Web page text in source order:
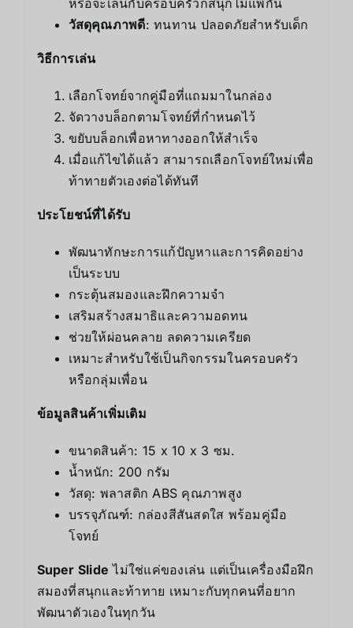
หรือจะเล่นกับครอบครัวก็สนุกไม่แพ้กัน
วัสดุคุณภาพดี: ทนทาน ปลอดภัยสำหรับเด็ก
วิธีการเล่น
เลือกโจทย์จากคู่มือที่แถมมาในกล่อง
จัดวางบล็อกตามโจทย์ที่กำหนดไว้
ขยับบล็อกเพื่อหาทางออกให้สำเร็จ
เมื่อแก้ไขได้แล้ว สามารถเลือกโจทย์ใหม่เพื่อ
ท้าทายตัวเองต่อได้ทันที
ประโยชน์ที่ได้รับ
พัฒนาทักษะการแก้ปัญหาและการคิดอย่าง
เป็นระบบ
กระตุ้นสมองและฝึกความจำ
เสริมสร้างสมาธิและความอดทน
ช่วยให้ผ่อนคลาย ลดความเครียด
เหมาะสำหรับใช้เป็นกิจกรรมในครอบครัว
หรือกลุ่มเพื่อน
ข้อมูลสินค้าเพิ่มเติม
ขนาดสินค้า: 15 x 10 x 3 ซม.
น้ำหนัก: 200 กรัม
วัสดุ: พลาสติก ABS คุณภาพสูง
บรรจุภัณฑ์: กล่องสีสันสดใส พร้อมคู่มือ
โจทย์
Super Slide ไม่ใช่แค่ของเล่น แต่เป็นเครื่องมือฝึก
สมองที่สนุกและท้าทาย เหมาะกับทุกคนที่อยาก
พัฒนาตัวเองในทุกวัน